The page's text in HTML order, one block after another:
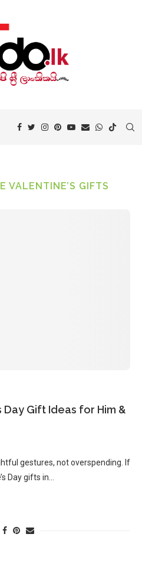
VALENTINE’S GIFTS
Day Gift Ideas for Him &
gestures, not overspending. If
Day gifts in…